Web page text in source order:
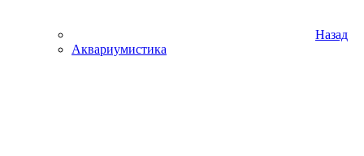
Назад
Аквариумистика